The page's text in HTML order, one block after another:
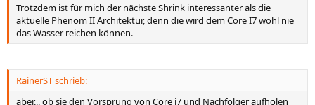
Trotzdem ist für mich der nächste Shrink interessanter als die
aktuelle Phenom II Architektur, denn die wird dem Core I7 wohl nie
das Wasser reichen können.
RainerST schrieb:
aber... ob sie den Vorsprung von Core i7 und Nachfolger aufholen